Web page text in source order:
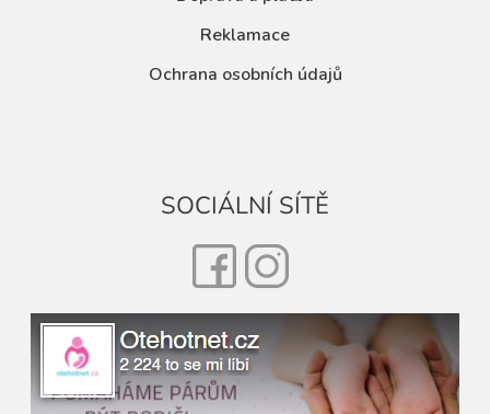
Reklamace
Ochrana osobních údajů
SOCIÁLNÍ SÍTĚ
FacebookInstagram